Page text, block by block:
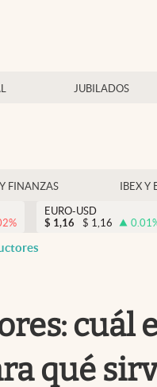
JUBILADOS
FINANZAS IBEX Y
%
EURO-USD
$ 1,16 $ 1,16 0.01
cuál
qué